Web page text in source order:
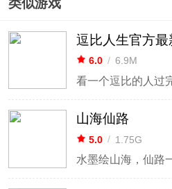
逗比人生官方最
6.0 / 6.9M
山海仙路
5.0 / 1.75G
水墨绘山海，仙路